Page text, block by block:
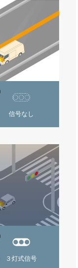
信号なし
３灯式信号